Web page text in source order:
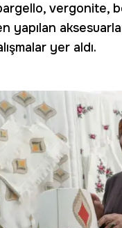
vergonite,
yapılan
yer aldı.